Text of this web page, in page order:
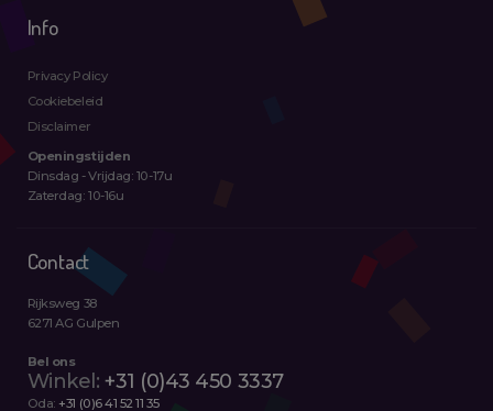
Info
Privacy Policy
Cookiebeleid
Disclaimer
Openingstijden
Dinsdag - Vrijdag: 10-17u
Zaterdag: 10-16u
Contact
Rijksweg 38
6271 AG Gulpen
Bel ons
Winkel: +31 (0)43 450 3337
Oda: +31 (0)6 41 52 11 35